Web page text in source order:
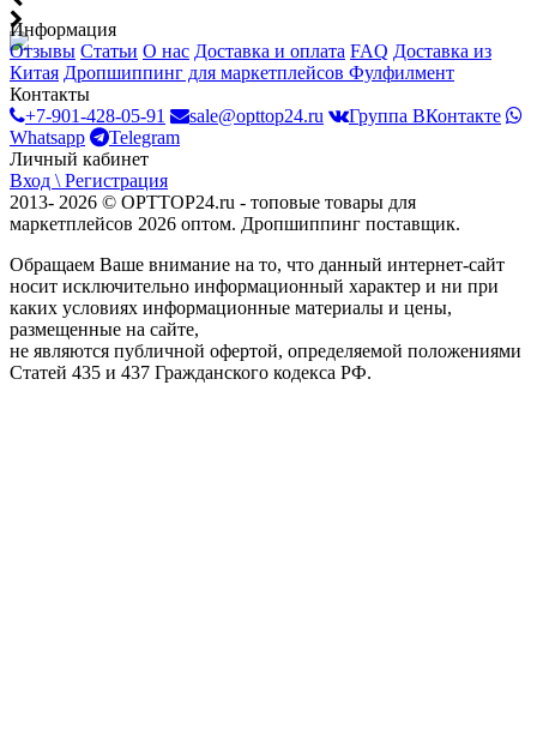
Информация
Отзывы Статьи О нас Доставка и оплата FAQ Доставка из
Китая Дропшиппинг для маркетплейсов Фулфилмент
Контакты
+7-901-428-05-91
sale@opttop24.ru
Группа ВКонтакте
Whatsapp
Telegram
Личный кабинет
Вход \ Регистрация
2013- 2026 © OPTTOP24.ru - топовые товары для
маркетплейсов 2026 оптом. Дропшиппинг поставщик.
Обращаем Ваше внимание на то, что данный интернет-сайт
носит исключительно информационный характер и ни при
каких условиях информационные материалы и цены,
размещенные на сайте,
не являются публичной офертой, определяемой положениями
Статей 435 и 437 Гражданского кодекса РФ.